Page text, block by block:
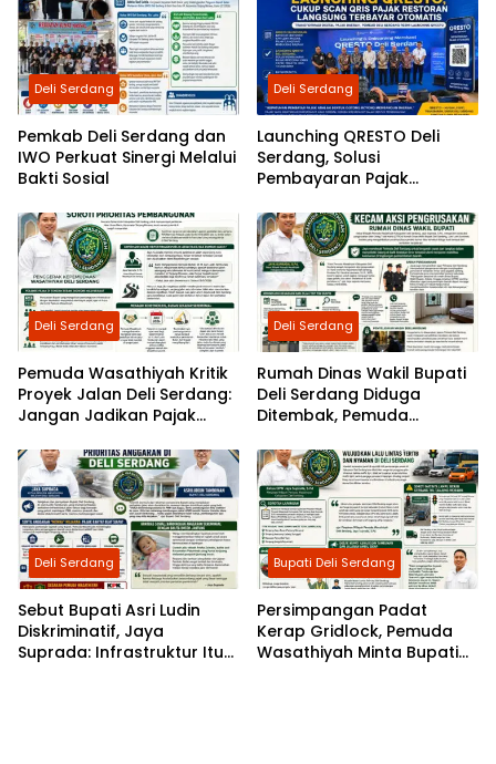
ASN Berinisial AS hingga
Dugaan Pinjam Bendera
Disorot
Deli Serdang
Pemkab Deli Serdang dan
IWO Perkuat Sinergi Melalui
Bakti Sosial
Deli Serdang
Launching QRESTO Deli
Serdang, Solusi
Pembayaran Pajak
Praktis, dan Transparan
Deli Serdang
Pemuda Wasathiyah Kritik
Proyek Jalan Deli Serdang:
Jangan Jadikan Pajak
Fiskal
Deli Serdang
Rumah Dinas Wakil Bupati
Deli Serdang Diduga
Ditembak, Pemuda
Usut Tuntas
Deli Serdang
Sebut Bupati Asri Ludin
Diskriminatif, Jaya
Suprada: Infrastruktur Itu
Bupati Deli Serdang
Persimpangan Padat
Kerap Gridlock, Pemuda
Wasathiyah Minta Bupati